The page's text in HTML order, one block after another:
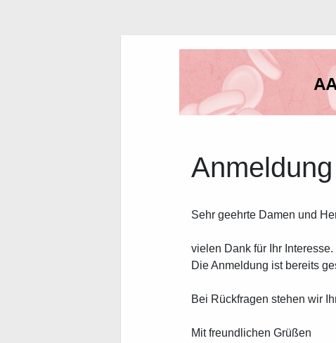
Anmeldung
Sehr geehrte Damen und
vielen Dank für Ihr Interesse.
Die Anmeldung ist bereits
Bei Rückfragen stehen wir
Mit freundlichen Grüßen